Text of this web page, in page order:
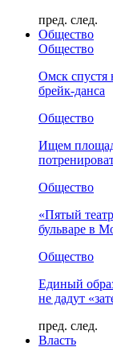
пред. след.
Общество
Общество
Омск спустя
брейк-данса
Общество
Ищем
Общество
«Пятый
бульваре в
Общество
Единый
не дадут
пред. след.
Власть